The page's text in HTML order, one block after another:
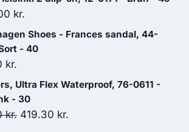
pris
700.00 kr..
kr.
Shoes - Frances sandal, 44-
- 40
kr.
Ultra Flex Waterproof, 76-0611 -
- 30
kr. Den
419.30 kr.